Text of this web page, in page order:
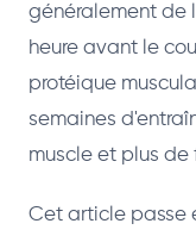
généralement de
heure avant le
protéique
semaines
muscle et plus de
Cet article passe